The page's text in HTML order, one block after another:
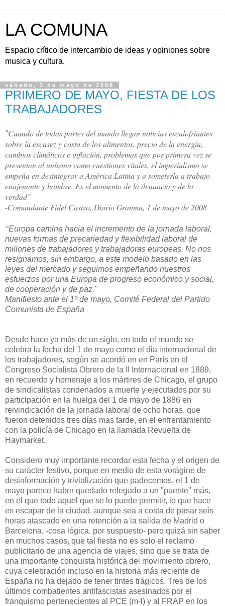
LA COMUNA
Espacio crítico de intercambio de ideas y opiniones sobre
musica y cultura.
sábado, 3 de mayo de 2008
PRIMERO DE MAYO, FIESTA DE LOS
TRABAJADORES
"Cuando de todas partes del mundo llegan noticias escalofriantes
sobre la escasez y costo de los alimentos, precio de la energía,
cambios climáticos e inflación, problemas que por primera vez se
presentan al unísono como cuestiones vitales, el imperialismo se
empeña en desintegrar a América Latina y a someterla a trabajo
enajenante y hambre. Es el momento de la denuncia y de la
verdad"
-Comandante Fidel Castro, Diario Granma, 1 de mayo de 2008
"Europa camina hacia el incremento de la jornada laboral,
nuevas formas de precariedad y flexibilidad laboral de
millones de trabajadores y trabajadoras europeas. No nos
resignamos, sin embargo, a este modelo basado en las
leyes del mercado y seguimos empeñando nuestros
esfuerzos por una Europa de progreso económico y social,
de cooperación y de paz."
Manifiesto ante el 1º de mayo, Comité Federal del Partido
Comunista de España
Desde hace ya más de un siglo, en todo el mundo se
celebra la fecha del 1 de mayo como el dia internacional de
los trabajadores, según se acordó en en París en el
Congreso Socialista Obrero de la II Internacional en 1889,
en recuerdo y homenaje a los mártires de Chicago, el grupo
de sindicalistas condenados a muerte y ejecutados por su
participación en la huelga del 1 de mayo de 1886 en
reivindicación de la jornada laboral de ocho horas, que
fueron detenidos tres días mas tarde, en el enfrentamiento
con la policía de Chicago en la llamada Revuelta de
Haymarket.
Considero muy importante recordar esta fecha y el origen de
su carácter festivo, porque en medio de esta vorágine de
desinformación y trivialización que padecemos, el 1 de
mayo parece haber quedado relegado a un "puente" más,
en el que todo aquel que se lo puede permitir, lo que hace
es escapar de la ciudad, aunque sea a costa de pasar seis
horas atascado en una retención a la salida de Madrid o
Barcelona, -cosa lógica, por suspuesto- pero quizá sin saber
en muchos casos, que tal fiesta no es solo el reclamo
publicitario de una agencia de viajes, sino que se trata de
una importante conquista histórica del movimiento obrero,
cuya celebración incluso en la historia más reciente de
España no ha dejado de tener tintes trágicos. Tres de los
últimos combatientes antifascistas asesinados por el
franquismo pertenecientes al PCE (m-l) y al FRAP en los